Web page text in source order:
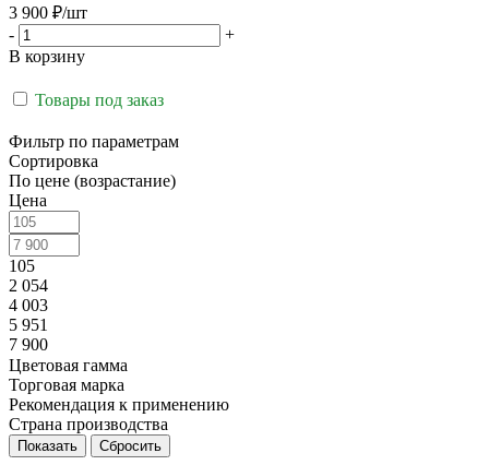
3 900 ₽/шт
-
+
В корзину
Товары под заказ
Фильтр по параметрам
Сортировка
По цене (возрастание)
Цена
105
2 054
4 003
5 951
7 900
Цветовая гамма
Торговая марка
Рекомендация к применению
Страна производства
Сбросить